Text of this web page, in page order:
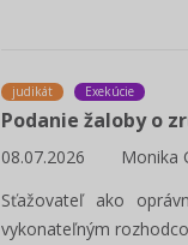
predsedu VÚC v
judikát Exekúcie
Podanie žaloby o
08.07.2026
Monika
Sťažovateľ ako
vykonateľným